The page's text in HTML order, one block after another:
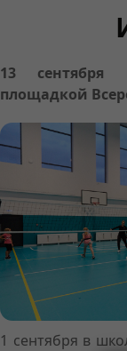
13
площадкой
1 сентября в